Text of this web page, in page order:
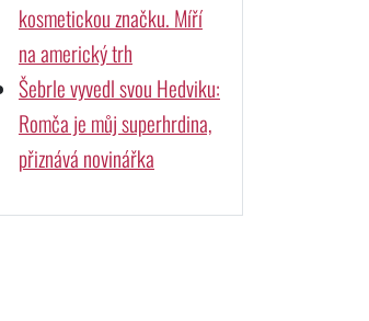
kosmetickou značku. Míří
na americký trh
Šebrle vyvedl svou Hedviku:
Romča je můj superhrdina,
přiznává novinářka